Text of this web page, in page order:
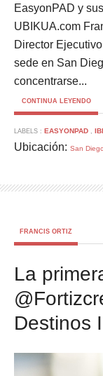
EasyonPAD y
UBIKUA.com
Director
sede en San
concentrarse...
CONTINUA LEYENDO
LABELS : EASYONPAD ,
Ubicación: San
FRANCIS ORTIZ
La
Destinos